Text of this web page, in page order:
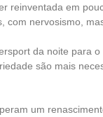
reinventada em
com nervosismo,
da noite para o
são mais
um